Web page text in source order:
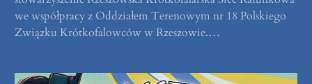
we współpracy z Oddziałem Terenowym nr 18 Polskiego
Związku Krótkofalowców w Rzeszowie.…